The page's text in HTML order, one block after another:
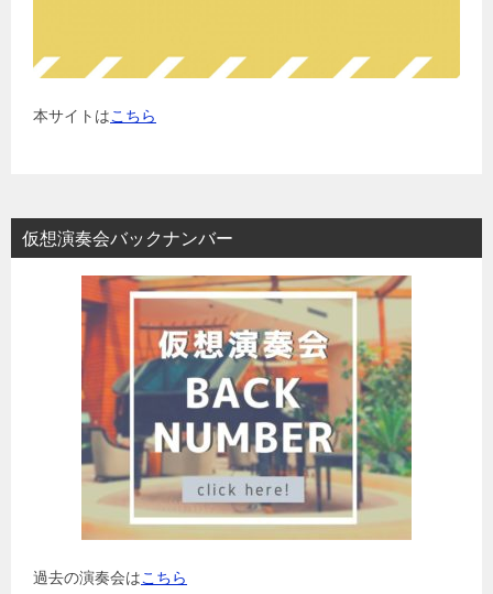
本サイトはこちら
仮想演奏会バックナンバー
過去の演奏会はこちら